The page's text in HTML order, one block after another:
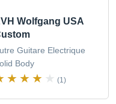
Wolfgang USA
Guitare Electrique
Body
(1)